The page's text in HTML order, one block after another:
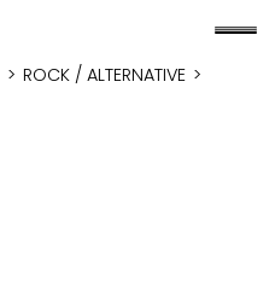
> ROCK / ALTERNATIVE >